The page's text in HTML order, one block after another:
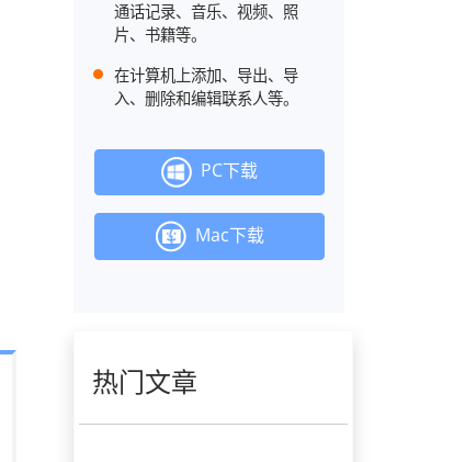
通话记录、音乐、视频、照
片、书籍等。
在计算机上添加、导出、导
入、删除和编辑联系人等。
PC下载
Mac下载
热门文章